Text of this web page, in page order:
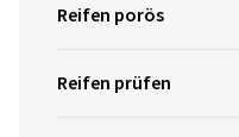
Reifen porös
Reifen prüfen